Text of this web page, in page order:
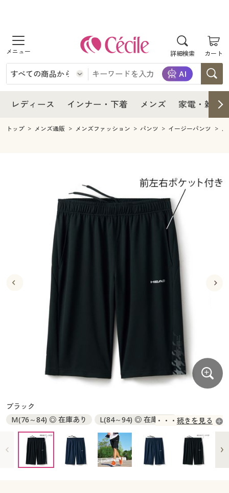
詳細検索 カート
商品を探す
レディース
レディースファッション
インナー・下着
インナー・下着通販すべて
ジュニア・ティーンズ下着
メンズ
キッチン・雑貨・日用品
寝具・インテリア・家具
寝具・インテリア・家具通販すべて
寝具・ベッド
カーテン・ラグ・ファブリック
美容・健康通販すべて
美容・健康・サプリメント
制服・スクール
制服・スクールすべて
制服・学生服
ジュニア・ティーンズ下着
大きいサイズ
大きいサイズ通販すべて
大きいサイズ レディース服
大きいサイズ レディース下着
大きいサイズ メンズ
大きいサイズ 事務・制服
バーゲンセール
シークレットセール
商品カテゴリ一覧
カタログ・チラシからのご注文
デジタルカタログ
カタログ無料プレゼント
レディース インナー・下着 メンズ 家電・雑貨
レディース
レディース通販すべて
レディースファッション
インナー・下着
インナー・下着通販すべて
メンズ
キッチン・雑貨・日用品
寝具・ベッド
カーテン・ラグ・ファブリック
美容・健康通販すべて
美容・健康・サプリメント
制服・スクール
制服・スクールすべて
制服・学生服
ジュニア・ティーンズ下着
大きいサイズ
大きいサイズ レディース服
大きいサイズ レディース下着
大きいサイズ メンズ
大きいサイズ 事務・制服
バーゲンセール
シークレットセール
商品カテゴリ一覧
カタログ・チラシからのご注文
カタログ無料プレゼント
会員メニュー
トップ メンズ通販 メンズファッション パンツ イージーパンツ
ブラック
M(76～84) ◎ 在庫あり
L(84～94) ◎ 在庫あり
LL(94～104) ◎ 在庫あり
3L(104～114) ◎ 在庫あり
5L(124～134) ◎ 在庫あり
続きを見る